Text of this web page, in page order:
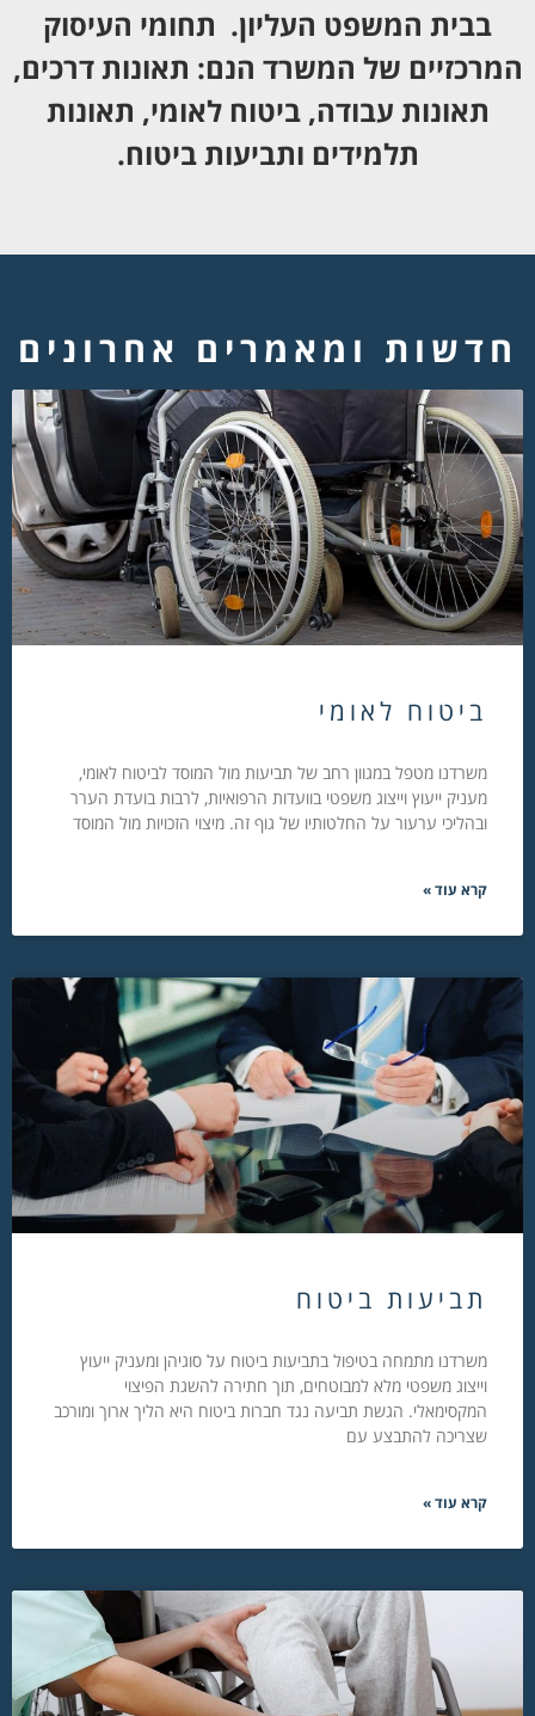
בבית המשפט העליון. תחומי העיסוק
המרכזיים של המשרד הנם: תאונות דרכים,
תאונות עבודה, ביטוח לאומי, תאונות
תלמידים ותביעות ביטוח.
חדשות ומאמרים אחרונים
ביטוח לאומי
משרדנו מטפל במגוון רחב של תביעות מול המוסד לביטוח לאומי,
מעניק ייעוץ וייצוג משפטי בוועדות הרפואיות, לרבות בועדת הערר
ובהליכי ערעור על החלטותיו של גוף זה. מיצוי הזכויות מול המוסד
קרא עוד »
תביעות ביטוח
משרדנו מתמחה בטיפול בתביעות ביטוח על סוגיהן ומעניק ייעוץ
וייצוג משפטי מלא למבוטחים, תוך חתירה להשגת הפיצוי
המקסימאלי. הגשת תביעה נגד חברות ביטוח היא הליך ארוך ומורכב
שצריכה להתבצע עם
קרא עוד »